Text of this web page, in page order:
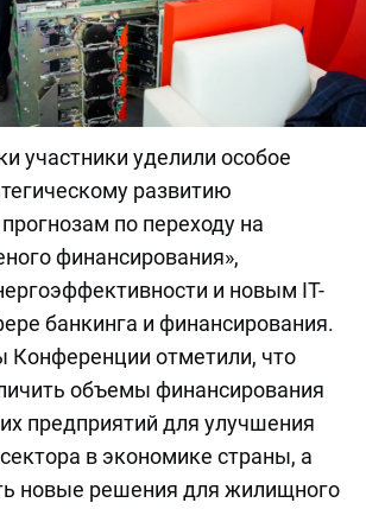
участники уделили особое
развитию
по переходу на
финансирования»,
и новым IT-
банкинга и финансирования.
Конференции отметили, что
объемы финансирования
предприятий для улучшения
в экономике страны, а
новые решения для жилищного